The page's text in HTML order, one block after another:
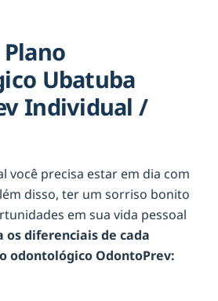
Ubatuba
Individual /
você precisa estar em dia com
disso, ter um sorriso bonito
em sua vida pessoal
os diferenciais de cada
odontológico OdontoPrev: